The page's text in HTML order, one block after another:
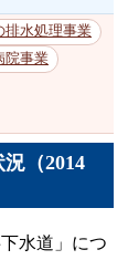
排水処理事業
院事業
（2014
水道」につ